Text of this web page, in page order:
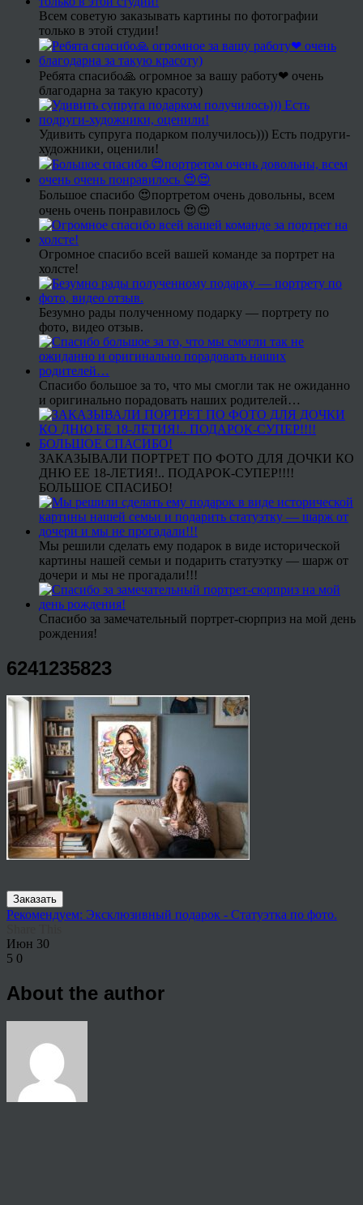
Всем советую заказывать картины по фотографии
только в этой студии!
Ребята спасибо🙏 огромное за вашу работу❤ очень
благодарна за такую красоту)
Удивить супруга подарком получилось))) Есть подруги-
художники, оценили!
Большое спасибо 😍портретом очень довольны, всем
очень очень понравилось 😍😍
Огромное спасибо всей вашей команде за портрет на
холсте!
Безумно рады полученному подарку — портрету по
фото, видео отзыв.
Спасибо большое за то, что мы смогли так не ожиданно
и оригинально порадовать наших родителей…
ЗАКАЗЫВАЛИ ПОРТРЕТ ПО ФОТО ДЛЯ ДОЧКИ КО
ДНЮ ЕЕ 18-ЛЕТИЯ!.. ПОДАРОК-СУПЕР!!!!
БОЛЬШОЕ СПАСИБО!
Мы решили сделать ему подарок в виде исторической
картины нашей семьи и подарить статуэтку — шарж от
дочери и мы не прогадали!!!
Спасибо за замечательный портрет-сюрприз на мой день
рождения!
6241235823
Заказать
Рекомендуем: Эксклюзивный подарок - Статуэтка по фото.
Июн 30
5 0
About the author